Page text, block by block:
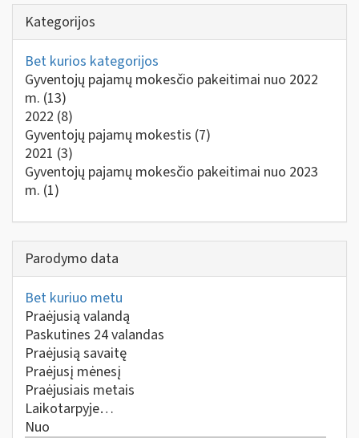
Kategorijos
Bet kurios kategorijos
Gyventojų pajamų mokesčio pakeitimai nuo 2022
m. (13)
2022 (8)
Gyventojų pajamų mokestis (7)
2021 (3)
Gyventojų pajamų mokesčio pakeitimai nuo 2023
m. (1)
Parodymo data
Bet kuriuo metu
Praėjusią valandą
Paskutines 24 valandas
Praėjusią savaitę
Praėjusį mėnesį
Praėjusiais metais
Laikotarpyje…
Nuo